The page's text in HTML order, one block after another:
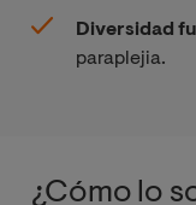
Diversidad
paraplejia​.
¿Cómo lo